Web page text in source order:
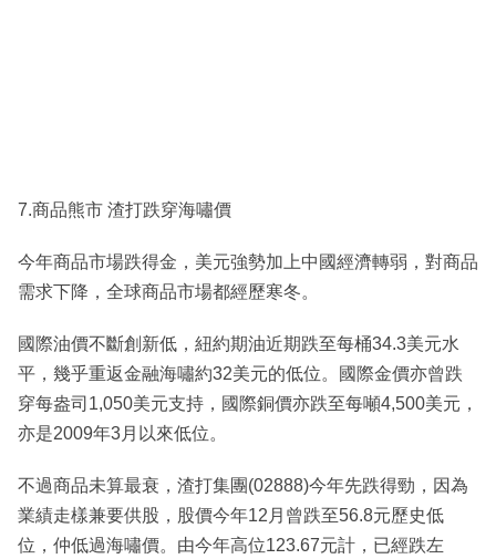
7.商品熊市 渣打跌穿海嘯價
今年商品市場跌得金，美元強勢加上中國經濟轉弱，對商品
需求下降，全球商品市場都經歷寒冬。
國際油價不斷創新低，紐約期油近期跌至每桶34.3美元水
平，幾乎重返金融海嘯約32美元的低位。國際金價亦曾跌
穿每盎司1,050美元支持，國際銅價亦跌至每噸4,500美元，
亦是2009年3月以來低位。
不過商品未算最衰，渣打集團(02888)今年先跌得勁，因為
業績走樣兼要供股，股價今年12月曾跌至56.8元歷史低
位，仲低過海嘯價。由今年高位123.67元計，已經跌左